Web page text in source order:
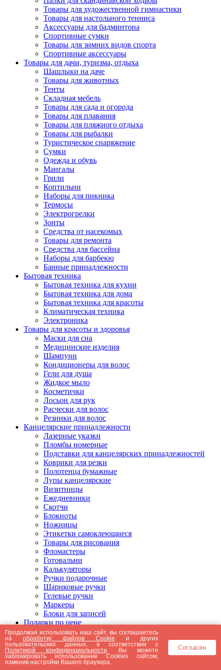
Товары для художественной гимнастики
Товары для настольного тенниса
Аксессуары для бадминтона
Спортивные сумки
Товары для зимних видов спорта
Спортивные аксессуары
Товары для дачи, туризма, отдыха
Шашлыки на даче
Товары для животных
Тенты
Складная мебель
Товары для сада и огорода
Товары для плавания
Товары для пляжного отдыха
Товары для рыбалки
Туристическое снаряжение
Сумки
Одежда и обувь
Мангалы
Грили
Коптильни
Наборы для пикника
Термосы
Электрогрелки
Зонты
Средства от насекомых
Товары для ремонта
Средства для бассейна
Наборы для барбекю
Банные принадлежности
Бытовая техника
Бытовая техника для кухни
Бытовая техника для дома
Бытовая техника для красоты
Климатическая техника
Электроника
Товары для красоты и здоровья
Маски для сна
Медицинские изделия
Шампуни
Кондиционеры для волос
Гели для душа
Жидкое мыло
Косметички
Лосьон для рук
Расчески для волос
Резинки для волос
Канцелярские принадлежности
Лазерные указки
Пломбы номерные
Подставки для канцелярских принадлежностей
Коврики для резки
Полотенца бумажные
Лупы канцелярские
Визитницы
Ежедневники
Скотчи
Блокноты
Ножницы
Этикетки самоклеющиеся
Товары для рисования
Фломастеры
Готовальни
Калькуляторы
Ручки подарочные
Шариковые ручки
Гелевые ручки
Маркеры
Блоки для записей
Подарки по цене
Подарки от 5000 рублей
Подарки до 5000 рублей
Подарки до 3000 рублей
Подарки до 2000 рублей
Подарки до 1000 рублей
Продолжая использовать наш сайт, вы соглашаетесь
наобработку файлов Cookie и других
пользовательских данных, в соответствии с
Политикой конфиденциальности . Вы можете
заблокировать использование Cookies сайтом,
изменив настройки Вашего браузера.
Согласен